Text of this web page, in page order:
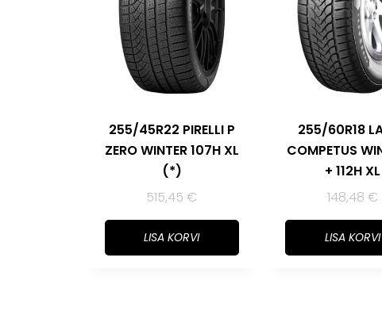
255/45R22 PIRELLI P
ZERO WINTER 107H XL
(*)
515,45€
LISA KORVI
255/60R18
COMPETUS
+ 112H XL
148,48€
LISA KORVI